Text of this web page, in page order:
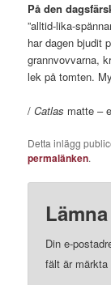
På den
”alltid-lika-
har dagen bjudit
grannvovvarna,
lek på tomten.
/ Catlas matte –
Detta inlägg
permalänken.
Din e-
fält är märkta